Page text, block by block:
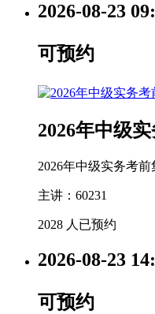
2026-08-23
可预约
2026年中级
2026年中级实务考
主讲：60231
2028 人已预约
2026-08-23
可预约